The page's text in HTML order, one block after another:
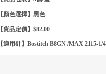
【顏色選擇】黑色
【貨品定價】$82.00
【適用針】 Bostitch B8GN /MAX 2115-1/4